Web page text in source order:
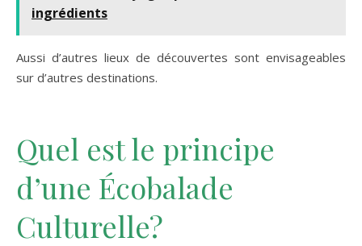
ingrédients
Aussi d’autres lieux de découvertes sont envisageables
sur d’autres destinations.
Quel est le principe
d’une Écobalade
Culturelle?